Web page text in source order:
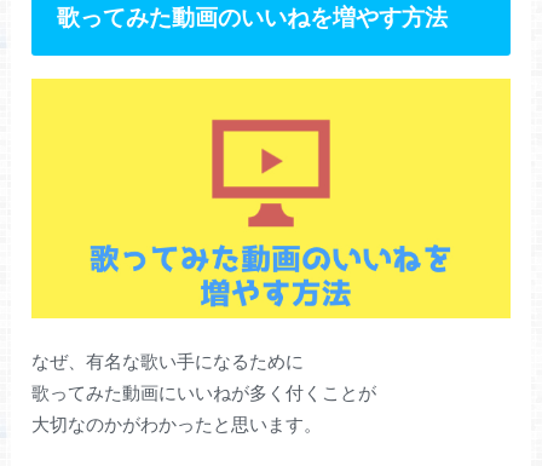
歌ってみた動画のいいねを増やす方法
なぜ、有名な歌い手になるために
歌ってみた動画にいいねが多く付くことが
大切なのかがわかったと思います。